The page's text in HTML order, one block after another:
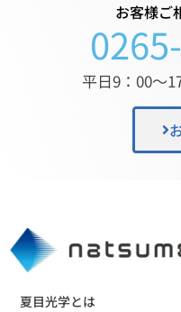
お客様ご
平日9：00〜
夏目光学とは